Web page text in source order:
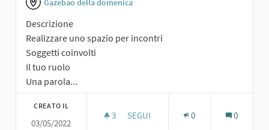
Gazebao della domenica
Descrizione
Realizzare uno spazio per incontri
Soggetti coinvolti
Il tuo ruolo
Una parola...
CREATO IL
03/05/2022
3 3 SOSTENITORI
SEGUI 0 0